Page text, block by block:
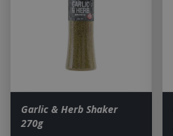
Garlic & Herb Shaker
270g